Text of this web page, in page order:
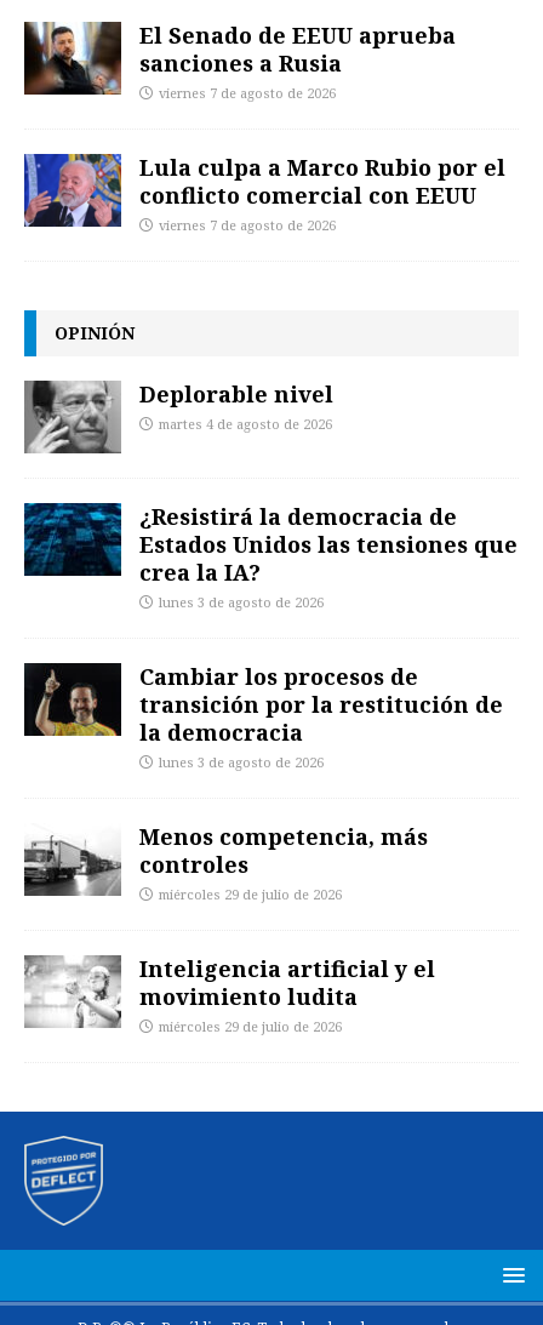
El Senado de EEUU aprueba
sanciones a Rusia
viernes 7 de agosto de 2026
Lula culpa a Marco Rubio por el
conflicto comercial con EEUU
viernes 7 de agosto de 2026
OPINIÓN
Deplorable nivel
martes 4 de agosto de 2026
¿Resistirá la democracia de
Estados Unidos las tensiones que
crea la IA?
lunes 3 de agosto de 2026
Cambiar los procesos de
transición por la restitución de
la democracia
lunes 3 de agosto de 2026
Menos competencia, más
controles
miércoles 29 de julio de 2026
Inteligencia artificial y el
movimiento ludita
miércoles 29 de julio de 2026